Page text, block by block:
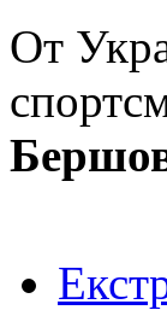
От